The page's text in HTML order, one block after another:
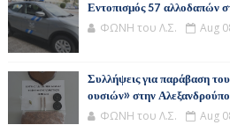
Εντοπισμός 57 αλλοδαπών
ΦΩΝΗ του Λ.Σ. Aug
Συλλήψεις για παράβαση
ουσιών» στην
ΦΩΝΗ του Λ.Σ. Aug